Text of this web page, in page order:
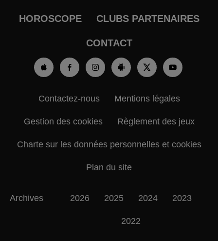
HOROSCOPE CLUBS PARTENAIRES
CONTACT
Contactez-nous Mentions légales
Gestion des cookies Règlement des jeux
Charte sur les données personnelles et cookies
Plan du site
Archives 2026 2025 2024 2023
2022